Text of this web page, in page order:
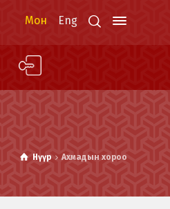
Мон Eng
Нүүр Ахмадын хороо